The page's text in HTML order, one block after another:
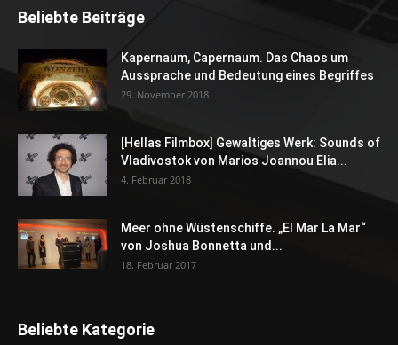
Beliebte Beiträge
Kapernaum, Capernaum. Das Chaos um
Aussprache und Bedeutung eines Begriffes
29. November 2018
[Hellas Filmbox] Gewaltiges Werk: Sounds of
Vladivostok von Marios Joannou Elia...
4. Februar 2018
Meer ohne Wüstenschiffe. „El Mar La Mar“
von Joshua Bonnetta und...
18. Februar 2017
Beliebte Kategorie